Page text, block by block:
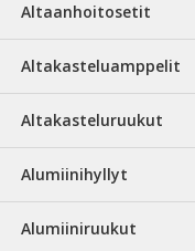
Altaanhoitosetit
Altakasteluamppelit
Altakasteluruukut
Alumiinihyllyt
Alumiiniruukut